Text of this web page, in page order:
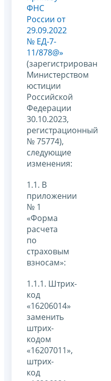
ФНС
России от
29.09.2022
№ ЕД-7-
11/878@»
(зарегистрирован
Министерством
юстиции
Российской
Федерации
30.10.2023,
регистрационный
№ 75774),
следующие
изменения:
1.1. В
приложении
№ 1
«Форма
расчета
по
страховым
взносам»:
1.1.1. Штрих-
код
«16206014»
заменить
штрих-
кодом
«16207011»,
штрих-
код